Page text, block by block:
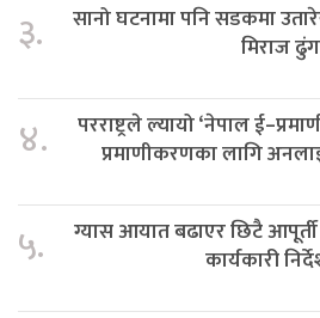
३.
सानो घटनामा पनि सडकमा
मिराज
४.
परराष्ट्रले ल्यायो ‘नेपाल
प्रमाणीकरणका लागि
५.
ग्यास आयात बढाएर छिटै
कार्यकारी